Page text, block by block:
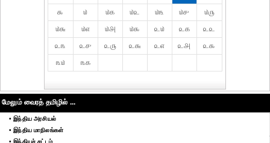
௯
௰ ௰௧ ௰௨ ௰௩ ௰௪
௰௫
௰௬
௰௭ ௰௮ ௰௯ ௨௰ ௨௧
௨௨
௨௩
௨௪ ௨௫ ௨௬ ௨௭ ௨௮
௨௯
௩௰
௩௧
மேலும் வைரத் தமிழில் ...
• இந்திய அரசியல்
• இந்திய மாநிலங்கள்
• இந்தியச் சட்டம்